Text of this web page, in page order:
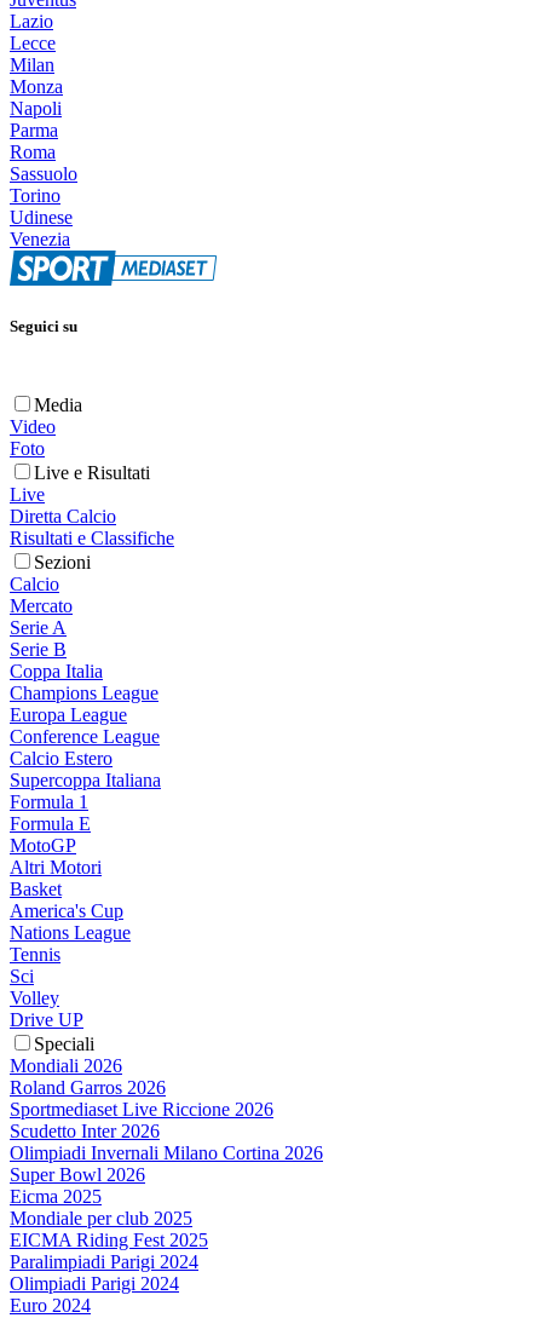
Lazio
Lecce
Milan
Monza
Napoli
Parma
Roma
Sassuolo
Torino
Udinese
Venezia
Seguici su
Media
Video
Foto
Live e Risultati
Live
Diretta Calcio
Risultati e Classifiche
Sezioni
Calcio
Mercato
Serie A
Serie B
Coppa Italia
Champions League
Europa League
Conference League
Calcio Estero
Supercoppa Italiana
Formula 1
Formula E
MotoGP
Altri Motori
Basket
America's Cup
Nations League
Tennis
Sci
Volley
Drive UP
Speciali
Mondiali 2026
Roland Garros 2026
Sportmediaset Live Riccione 2026
Scudetto Inter 2026
Olimpiadi Invernali Milano Cortina 2026
Super Bowl 2026
Eicma 2025
Mondiale per club 2025
EICMA Riding Fest 2025
Paralimpiadi Parigi 2024
Olimpiadi Parigi 2024
Euro 2024